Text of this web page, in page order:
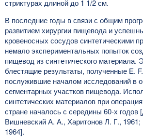
стриктурах длиной до 1 1/2 см.
В последние годы в связи с общим
развитием хирургии пищевода и
кровеносных сосудов синтетическими
немало экспериментальных попыток
пищевод из синтетического материала.
блестящие результаты, полученные Е.
послужившие началом исследований в
сегментарных участков пищевода.
синтетических материалов при
стране началось с середины 60-х годов
Вишневский А. А., Харитонов Л. Г.,
1964].